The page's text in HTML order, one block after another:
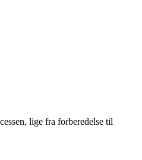
lige fra forberedelse til